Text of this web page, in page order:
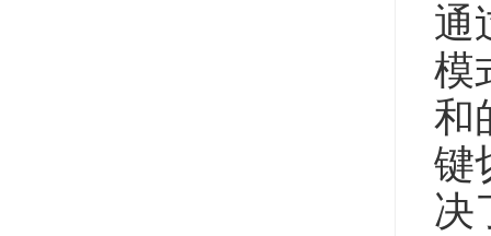
通
模
和
键
决